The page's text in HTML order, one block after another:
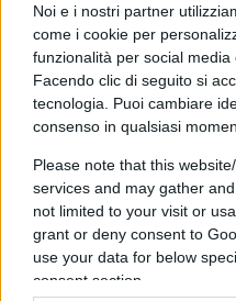
Noi e i nostri partner
come i cookie per
funzionalità per social media
Facendo clic di seguito si
tecnologia. Puoi cambiare
consenso in qualsiasi
Please note that this
services and may gather
not limited to your visit or
grant or deny consent to
use your data for below
consent section.
narrazione comoda,
discute più se
sostenibile. Si insinua
intenzioni.
È un gioco logoro, ma
piano dal fatto
decisione diventa
diventa
propaganda.